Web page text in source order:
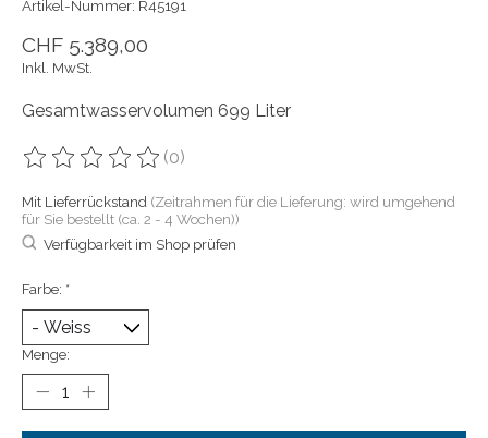
Artikel-Nummer: R45191
CHF 5.389,00
Inkl. MwSt.
Gesamtwasservolumen 699 Liter
Die Bewertung dieses Produkts ist
(0)
Mit Lieferrückstand (Zeitrahmen für die Lieferung: wird umgehend
für Sie bestellt (ca. 2 - 4 Wochen))
Verfügbarkeit im Shop prüfen
Farbe: *
Menge: